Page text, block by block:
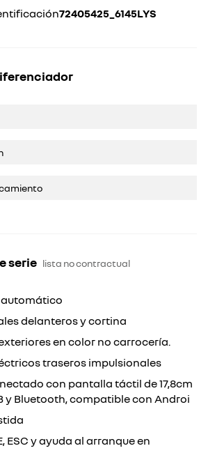
72405425_6145LYS
serie lista no contractual
delanteros y cortina
en color no carrocería.
traseros impulsionales
con pantalla táctil de 17,8cm
y Bluetooth, compatible con Androi
ESC y ayuda al arranque en